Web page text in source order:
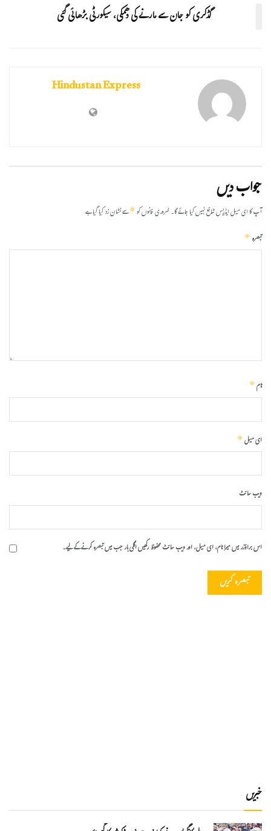
گڈکری کو جان سے مارنے کی دھمکی، سیکورٹی بڑھائی گئی
Hindustan Express
جواب دیں
آپ کا ای میل ایڈریس شائع نہیں کیا جائے گا۔ضروری خانوں کو*سے نشان زد کیا گیا ہے
تبصرہ*
نام*
ای میل*
ویب‌ سائٹ
اس براؤزر میں میرا نام، ای میل، اور ویب سائٹ محفوظ رکھیں اگلی بار جب میں تبصرہ کرنے کےلیے۔
خبریں